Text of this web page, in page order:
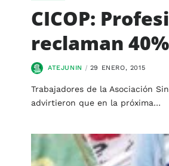
CICOP:
reclaman 40%
ATEJUNIN 29 ENERO, 2015
Trabajadores de la Asociación
advirtieron que en la próxima…